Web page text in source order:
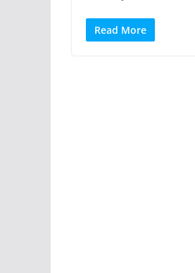
Read More